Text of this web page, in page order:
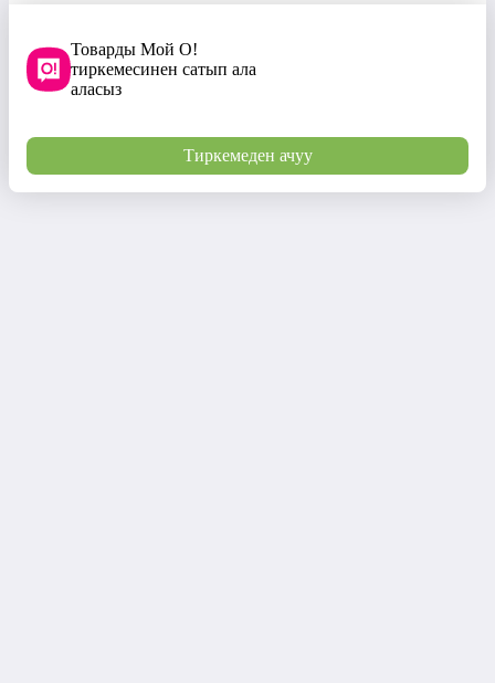
Товарды Мой О!
тиркемесинен сатып ала
аласыз
Тиркемеден ачуу